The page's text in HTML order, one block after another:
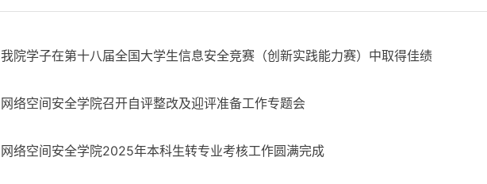
我院学子在第十八届全国大学生信息安全竞赛（创新实践能力赛）中取得佳绩
网络空间安全学院召开自评整改及迎评准备工作专题会
网络空间安全学院2025年本科生转专业考核工作圆满完成